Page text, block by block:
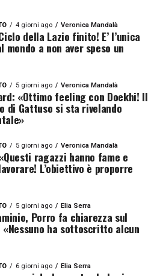
4 giorni ago Veronica Mandalà
della Lazio finito! E’ l’unica
mondo a non aver speso un
5 giorni ago Veronica Mandalà
«Ottimo feeling con Doekhi! Il
di Gattuso si sta rivelando
5 giorni ago Veronica Mandalà
ragazzi hanno fame e
L’obiettivo è proporre
5 giorni ago Elia Serra
Porro fa chiarezza sul
ha sottoscritto alcun
6 giorni ago Elia Serra